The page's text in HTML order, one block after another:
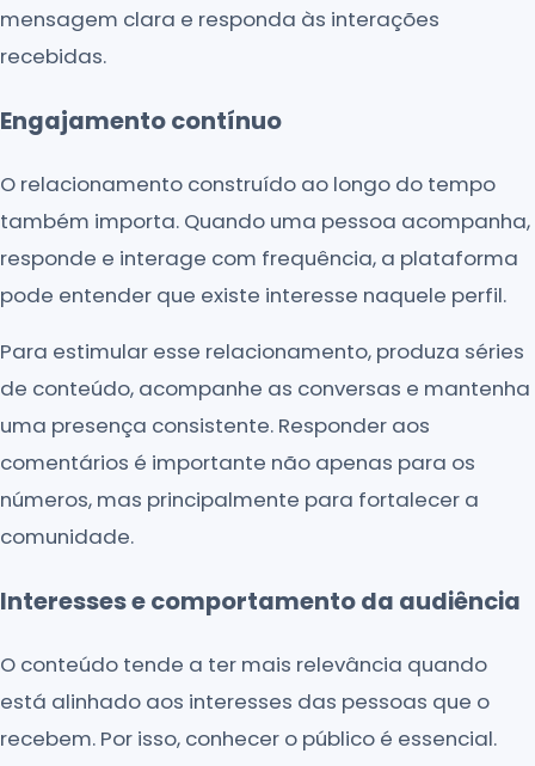
mensagem clara e responda às interações
recebidas.
Engajamento contínuo
O relacionamento construído ao longo do tempo
também importa. Quando uma pessoa acompanha,
responde e interage com frequência, a plataforma
pode entender que existe interesse naquele perfil.
Para estimular esse relacionamento, produza séries
de conteúdo, acompanhe as conversas e mantenha
uma presença consistente. Responder aos
comentários é importante não apenas para os
números, mas principalmente para fortalecer a
comunidade.
Interesses e comportamento da audiência
O conteúdo tende a ter mais relevância quando
está alinhado aos interesses das pessoas que o
recebem. Por isso, conhecer o público é essencial.